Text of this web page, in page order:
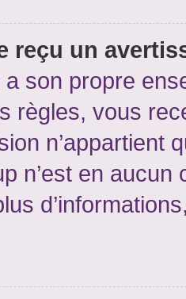
reçu un
son propre
règles, vous
n’appartient
n’est en